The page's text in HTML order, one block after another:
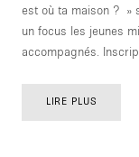
est où ta maison ? »
un focus les jeunes
accompagnés.
LIRE PLUS